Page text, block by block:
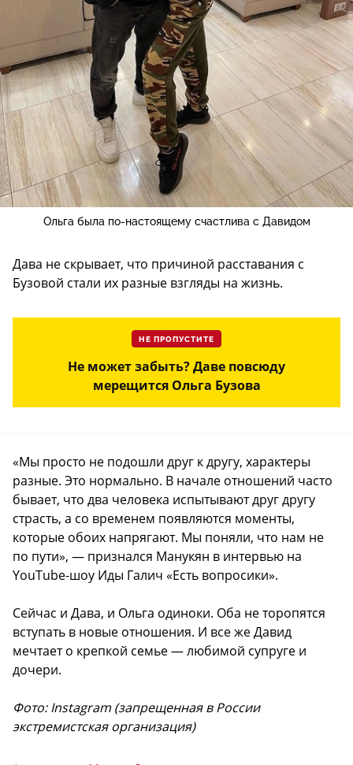
Ольга была по-настоящему счастлива с Давидом
Дава не скрывает, что причиной расставания с
Бузовой стали их разные взгляды на жизнь.
НЕ ПРОПУСТИТЕ
Не может забыть? Даве повсюду
мерещится Ольга Бузова
«Мы просто не подошли друг к другу, характеры
разные. Это нормально. В начале отношений часто
бывает, что два человека испытывают друг другу
страсть, а со временем появляются моменты,
которые обоих напрягают. Мы поняли, что нам не
по пути», — признался Манукян в интервью на
YouTube-шоу Иды Галич «Есть вопросики».
Сейчас и Дава, и Ольга одиноки. Оба не торопятся
вступать в новые отношения. И все же Давид
мечтает о крепкой семье — любимой супруге и
дочери.
Фото: Instagram (запрещенная в России
экстремистская организация)